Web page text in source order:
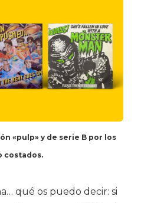
«pulp» y de serie B por los
costados.
qué os puedo decir: si